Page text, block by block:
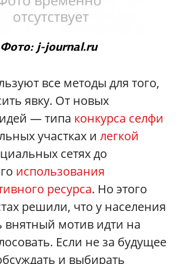
Фото: j-journal.ru
все методы для того,
явку. От новых
— типа конкурса селфи
участках и легкой
сетях до
использования
ресурса. Но этого
решили, что у населения
внятный мотив идти на
Если не за будущее
и выбирать